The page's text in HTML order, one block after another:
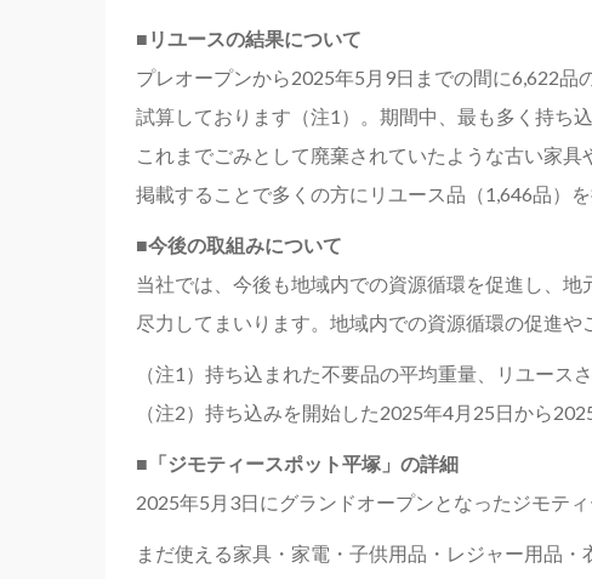
■リユースの結果について
プレオープンから2025年5月9日までの間に6,622
試算しております（注1）。期間中、最も多く持ち
これまでごみとして廃棄されていたような古い家
掲載することで多くの方にリユース品（1,646品）
■今後の取組みについて
当社では、今後も地域内での資源循環を促進し、
尽力してまいります。地域内での資源循環の促進
（注1）持ち込まれた不要品の平均重量、リユース
（注2）持ち込みを開始した2025年4月25日から
■「ジモティースポット平塚」の詳細
2025年5月3日にグランドオープンとなったジモテ
まだ使える家具・家電・子供用品・レジャー用品